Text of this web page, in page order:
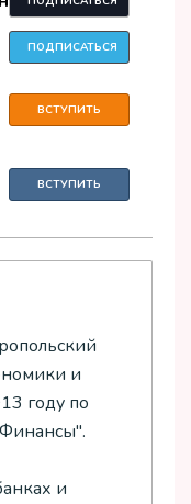
ПОДПИСАТЬСЯ
ВСТУПИТЬ
ВСТУПИТЬ
и
году по
и